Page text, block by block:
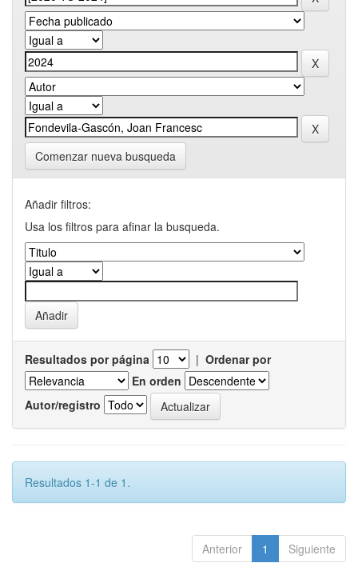
Comenzar nueva busqueda
Añadir filtros:
Usa los filtros para afinar la busqueda.
Resultados por página | Ordenar por
En orden
Autor/registro
Resultados 1-1 de 1.
Anterior 1 Siguiente